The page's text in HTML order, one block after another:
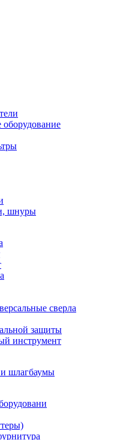
шнуры
сверла
защиты
инструмент
и шлагбаумы